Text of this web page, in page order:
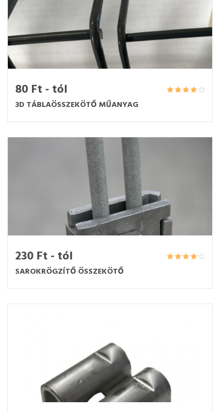
80 Ft - tól
3D TÁBLAÖSSZEKÖTŐ MŰANYAG
230 Ft - tól
SAROKRÖGZÍTŐ ÖSSZEKÖTŐ